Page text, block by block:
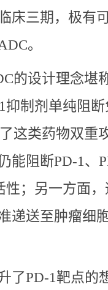
床三期，极有
。
的设计理念堪
抑制剂单纯阻
这类药物双重
能阻断PD-1、
性；另一方面
递送至肿瘤细
了PD-1靶点的